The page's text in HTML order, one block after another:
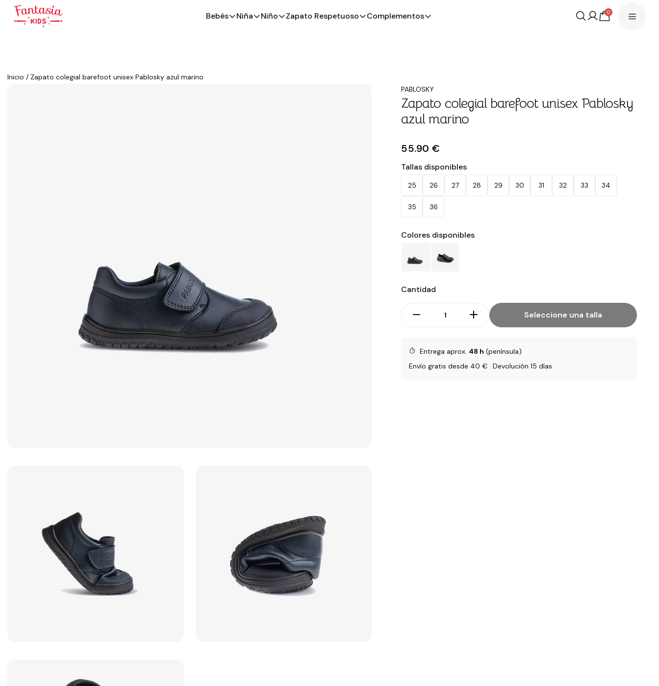
Bebés Niña Niño Zapato Respetuoso Complementos 0
Inicio / Zapato colegial barefoot unisex Pablosky azul marino
PABLOSKY
Zapato colegial barefoot unisex Pablosky
azul marino
55.90 €
Tallas disponibles
25 26 27 28 29 30 31 32 33 34
35 36
Colores disponibles
Cantidad
Seleccione una talla
Entrega aprox. 48 h (península)
Envío gratis desde 40 € · Devolución 15 días